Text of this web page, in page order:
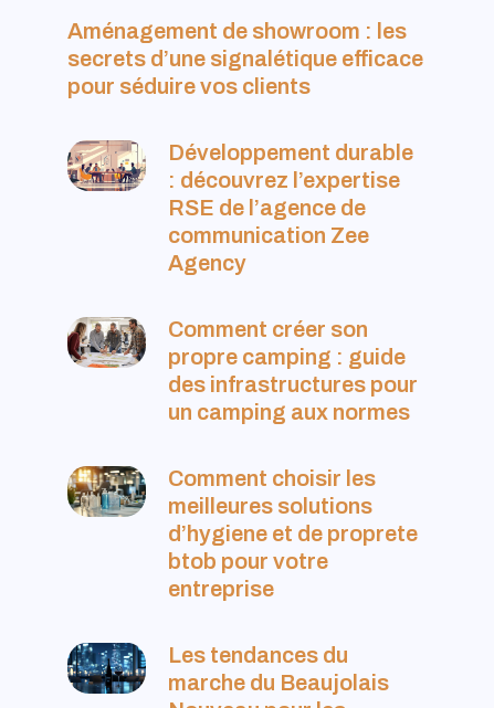
Aménagement de showroom : les
secrets d’une signalétique efficace
pour séduire vos clients
Développement durable
: découvrez l’expertise
RSE de l’agence de
communication Zee
Agency
Comment créer son
propre camping : guide
des infrastructures pour
un camping aux normes
Comment choisir les
meilleures solutions
d’hygiene et de proprete
btob pour votre
entreprise
Les tendances du
marche du Beaujolais